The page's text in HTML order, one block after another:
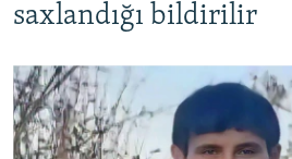
saxlandığı bildirilir